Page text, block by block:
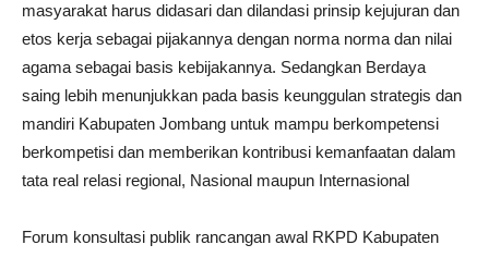
masyarakat harus didasari dan dilandasi prinsip kejujuran dan
etos kerja sebagai pijakannya dengan norma norma dan nilai
agama sebagai basis kebijakannya. Sedangkan Berdaya
saing lebih menunjukkan pada basis keunggulan strategis dan
mandiri Kabupaten Jombang untuk mampu berkompetensi
berkompetisi dan memberikan kontribusi kemanfaatan dalam
tata real relasi regional, Nasional maupun Internasional
Forum konsultasi publik rancangan awal RKPD Kabupaten